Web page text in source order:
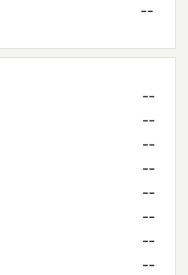
--
--
--
--
--
--
--
--
--